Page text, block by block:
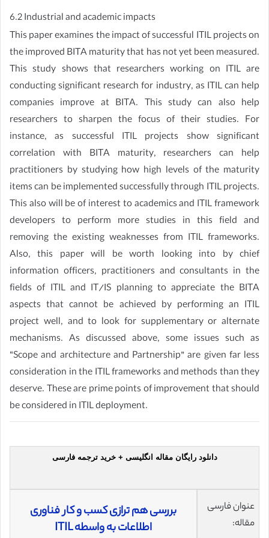
6.2 Industrial and academic impacts
This paper examines the impact of successful ITIL projects on
the improved BITA maturity that has not yet been measured.
This study shows that researchers working on ITIL are
conducting significant research for industry, as ITIL can help
companies improve at BITA. This study can also help
researchers to sharpen the focus of their studies. For
instance, as successful ITIL projects show significant
correlation with BITA maturity, researchers can help
practitioners by studying how high levels of the maturity
items can be implemented successfully through ITIL projects.
This also will be of interest to academics and ITIL framework
developers to perform more studies in this field and
removing the existing weaknesses from ITIL frameworks.
Also, this paper will be worth looking into by chief
information officers, practitioners and consultants in the
fields of ITIL and IT/IS planning to appreciate the BITA
aspects that cannot be achieved by performing an ITIL
project well, and to look for supplementary or alternate
mechanisms. As discussed above, some issues such as
“Scope and architecture and Partnership” are given far less
consideration in the ITIL frameworks and methods than they
deserve. These are prime points of improvement that should
be considered in ITIL deployment.
دانلود رایگان مقاله انگلیسی + خرید ترجمه فارسی
عنوان فارسی
مقاله:
بررسی هم ترازی کسب و کار فناوری
اطلاعات به واسطه ITIL